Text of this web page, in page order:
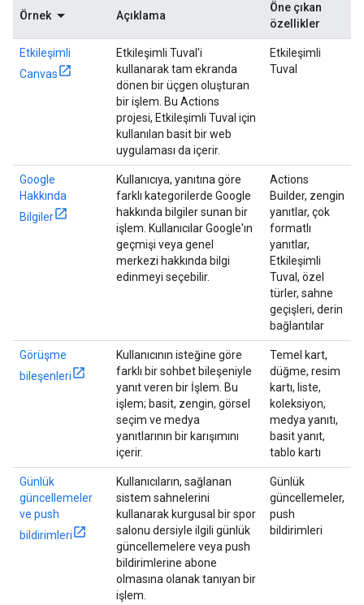
Örnek Açıklama
Öne çıkan
özellikler
Etkileşimli
Canvas
Etkileşimli Tuval'i
kullanarak tam ekranda
dönen bir üçgen oluşturan
bir işlem. Bu Actions
projesi, Etkileşimli Tuval için
kullanılan basit bir web
uygulaması da içerir.
Etkileşimli
Tuval
Google
Hakkında
Bilgiler
Kullanıcıya, yanıtına göre
farklı kategorilerde Google
hakkında bilgiler sunan bir
işlem. Kullanıcılar Google'ın
geçmişi veya genel
merkezi hakkında bilgi
edinmeyi seçebilir.
Actions
Builder, zengin
yanıtlar, çok
formatlı
yanıtlar,
Etkileşimli
Tuval, özel
türler, sahne
geçişleri, derin
bağlantılar
Görüşme
bileşenleri
Kullanıcının isteğine göre
farklı bir sohbet bileşeniyle
yanıt veren bir İşlem. Bu
işlem; basit, zengin, görsel
seçim ve medya
yanıtlarının bir karışımını
içerir.
Temel kart,
düğme, resim
kartı, liste,
koleksiyon,
medya yanıtı,
basit yanıt,
tablo kartı
Günlük
güncellemeler
ve push
bildirimleri
Kullanıcıların, sağlanan
sistem sahnelerini
kullanarak kurgusal bir spor
salonu dersiyle ilgili günlük
güncellemelere veya push
bildirimlerine abone
olmasına olanak tanıyan bir
işlem.
Günlük
güncellemeler,
push
bildirimleri